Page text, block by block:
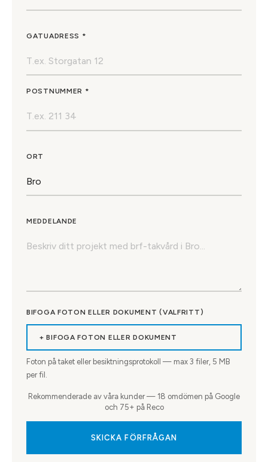
GATUADRESS *
POSTNUMMER *
ORT
MEDDELANDE
BIFOGA FOTON ELLER DOKUMENT (VALFRITT)
+ BIFOGA FOTON ELLER DOKUMENT
Foton på taket eller besiktningsprotokoll — max 3 filer, 5 MB
per fil.
Rekommenderade av våra kunder — 18 omdömen på Google
och 75+ på Reco
SKICKA FÖRFRÅGAN